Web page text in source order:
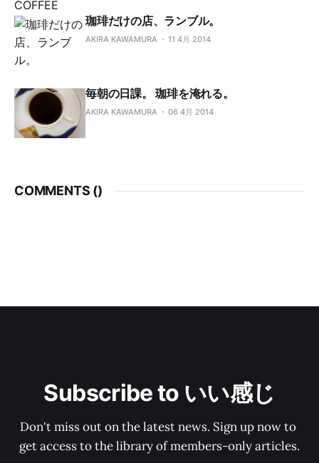
珈琲だけの店、ランブル。
AKIRA KAWAMURA 11 4月 2014
毎朝の日課。 珈琲を淹れる。
AKIRA KAWAMURA 06 4月 2014
COMMENTS ()
Subscribe to いい感じ
Don't miss out on the latest news. Sign up now to
get access to the library of members-only articles.